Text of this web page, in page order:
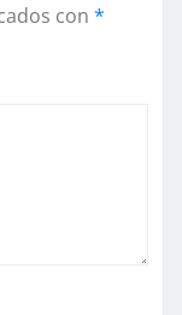
con *